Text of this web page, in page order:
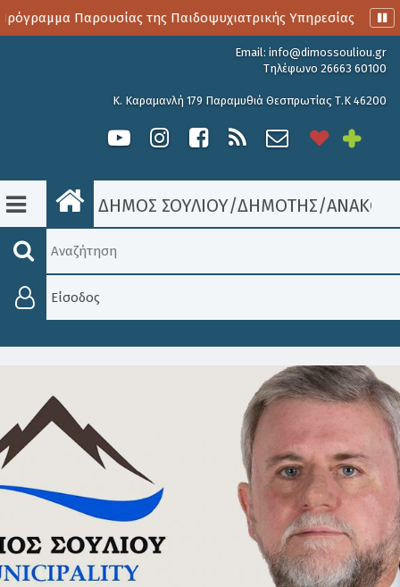
Παρουσίας της Παιδοψυχιατρικής Υπηρεσίας
Email: info@dimossouliou.gr
Τηλέφωνο 26663 60100
Κ. Καραμανλή 179 Παραμυθιά Θεσπρωτίας Τ.Κ 46200
ΔΗΜΟΣ ΣΟΥΛΙΟΥ/ΔΗΜΟΤΗΣ/
Είσοδος